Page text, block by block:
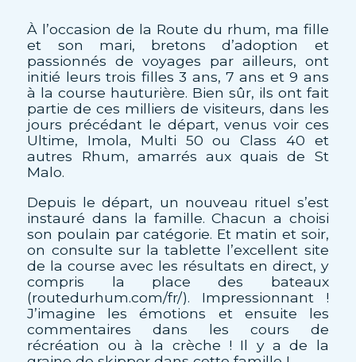
À l’occasion de la Route du rhum, ma fille
et son mari, bretons d’adoption et
passionnés de voyages par ailleurs, ont
initié leurs trois filles 3 ans, 7 ans et 9 ans
à la course hauturière. Bien sûr, ils ont fait
partie de ces milliers de visiteurs, dans les
jours précédant le départ, venus voir ces
Ultime, Imola, Multi 50 ou Class 40 et
autres Rhum, amarrés aux quais de St
Malo.
Depuis le départ, un nouveau rituel s’est
instauré dans la famille. Chacun a choisi
son poulain par catégorie. Et matin et soir,
on consulte sur la tablette l’excellent site
de la course avec les résultats en direct, y
compris la place des bateaux
(routedurhum.com/fr/). Impressionnant !
J’imagine les émotions et ensuite les
commentaires dans les cours de
récréation ou à la crèche ! Il y a de la